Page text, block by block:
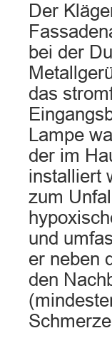
Der
bei der
das
Lampe
der im
installiert
zum
und
er neben
den